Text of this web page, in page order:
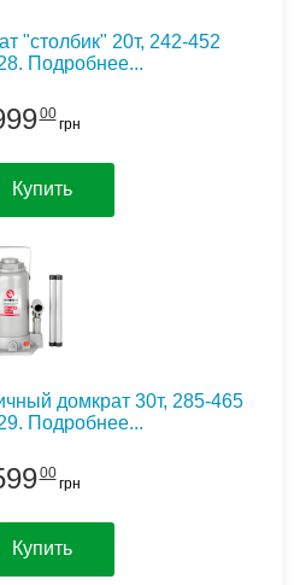
"столбик" 20т, 242-452
Подробнее...
00
грн
Купить
домкрат 30т, 285-465
Подробнее...
00
грн
Купить